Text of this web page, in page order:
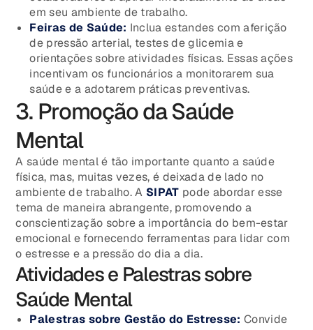
em seu ambiente de trabalho.
Feiras de Saúde: Inclua estandes com aferição
de pressão arterial, testes de glicemia e
orientações sobre atividades físicas. Essas ações
incentivam os funcionários a monitorarem sua
saúde e a adotarem práticas preventivas.
3. Promoção da Saúde
Mental
A saúde mental é tão importante quanto a saúde
física, mas, muitas vezes, é deixada de lado no
ambiente de trabalho. A SIPAT pode abordar esse
tema de maneira abrangente, promovendo a
conscientização sobre a importância do bem-estar
emocional e fornecendo ferramentas para lidar com
o estresse e a pressão do dia a dia.
Atividades e Palestras sobre
Saúde Mental
Palestras sobre Gestão do Estresse: Convide